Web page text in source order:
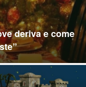
deriva e come